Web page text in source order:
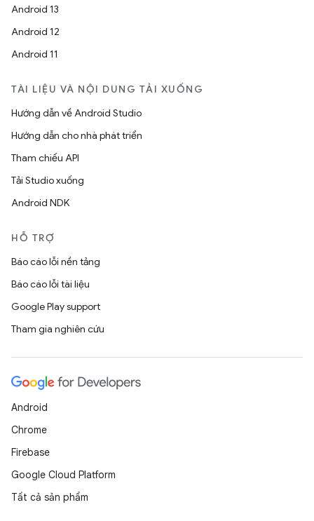
Android 13
Android 12
Android 11
TÀI LIỆU VÀ NỘI DUNG TẢI XUỐNG
Hướng dẫn về Android Studio
Hướng dẫn cho nhà phát triển
Tham chiếu API
Tải Studio xuống
Android NDK
HỖ TRỢ
Báo cáo lỗi nền tảng
Báo cáo lỗi tài liệu
Google Play support
Tham gia nghiên cứu
Android
Chrome
Firebase
Google Cloud Platform
Tất cả sản phẩm